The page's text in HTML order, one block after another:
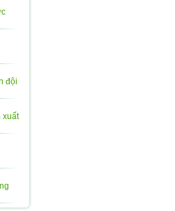
đội
xuất